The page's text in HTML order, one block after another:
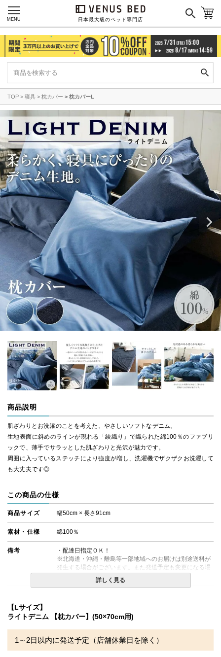
日本最大級のベッド専門店
MENU
TOP 寝具 枕カバー 枕カバーL
商品説明
肌ざわりとお洗濯のことを考えた、やさしいソフトなデニム。
生地表面に斜めのラインが現れる「綾織り」で織られた綿100％のファブリ
ックで、薄手でサラッとした肌ざわりと光沢が魅力です。
周囲に入っているステッチにより強度が増し、洗濯機でザクザクお洗濯して
も大丈夫です◎
この商品の仕様
商品サイズ 幅50cm × 長さ91cm
素材・仕様 綿100％
備考
・配達日指定ＯＫ！
※北海道・沖縄・離島等一部地域へのお届けは別途送料が
発生する場合がございます。また発送予定も変更になる場
合があります。
詳しく見る
【Lサイズ】
ライトデニム 【枕カバー】(50×70cm用)
1～2日以内に発送予定（店舗休業日を除く）